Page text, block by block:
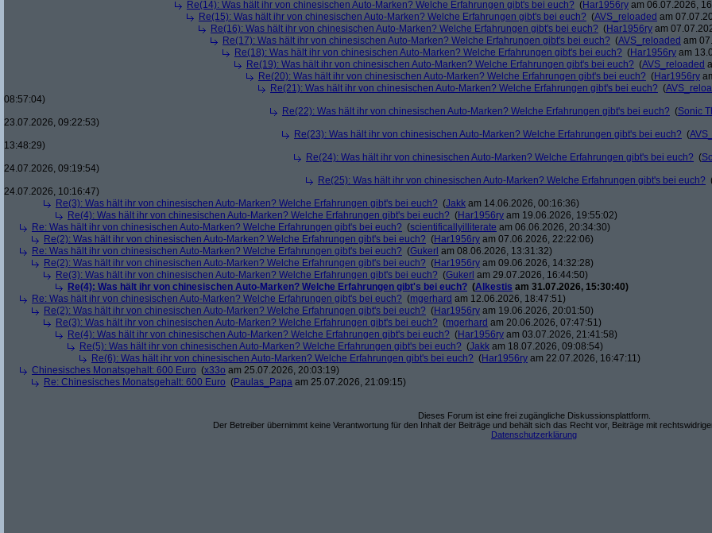
Re(14): Was hält ihr von chinesischen Auto-Marken? Welche Erfahrungen gibt's bei euch? (Har1956ry am 06.07.2026,
Re(15): Was hält ihr von chinesischen Auto-Marken? Welche Erfahrungen gibt's bei euch? (AVS_reloaded am
Re(16): Was hält ihr von chinesischen Auto-Marken? Welche Erfahrungen gibt's bei euch? (Har1956ry am
Re(17): Was hält ihr von chinesischen Auto-Marken? Welche Erfahrungen gibt's bei euch? (AVS_reloaded am
Re(18): Was hält ihr von chinesischen Auto-Marken? Welche Erfahrungen gibt's bei euch? (Har1956ry am
Re(19): Was hält ihr von chinesischen Auto-Marken? Welche Erfahrungen gibt's bei euch? (AVS_reloaded
Re(20): Was hält ihr von chinesischen Auto-Marken? Welche Erfahrungen gibt's bei euch? (Har1956ry
Re(21): Was hält ihr von chinesischen Auto-Marken? Welche Erfahrungen gibt's bei euch? (
08:57:04)
Re(22): Was hält ihr von chinesischen Auto-Marken? Welche Erfahrungen gibt's bei euch? (Sonic
23.07.2026, 09:22:53)
Re(23): Was hält ihr von chinesischen Auto-Marken? Welche Erfahrungen gibt's bei euch? (
13:48:29)
Re(24): Was hält ihr von chinesischen Auto-Marken? Welche Erfahrungen gibt's bei euch? (
24.07.2026, 09:19:54)
Re(25): Was hält ihr von chinesischen Auto-Marken? Welche Erfahrungen gibt's bei euch?
24.07.2026, 10:16:47)
Re(3): Was hält ihr von chinesischen Auto-Marken? Welche Erfahrungen gibt's bei euch? (Jakk am 14.06.2026, 00:16:36)
Re(4): Was hält ihr von chinesischen Auto-Marken? Welche Erfahrungen gibt's bei euch? (Har1956ry am 19.06.2026, 19:55:02)
Re: Was hält ihr von chinesischen Auto-Marken? Welche Erfahrungen gibt's bei euch? (scientificallyilliterate am 06.06.2026, 20:34:30)
Re(2): Was hält ihr von chinesischen Auto-Marken? Welche Erfahrungen gibt's bei euch? (Har1956ry am 07.06.2026, 22:22:06)
Re: Was hält ihr von chinesischen Auto-Marken? Welche Erfahrungen gibt's bei euch? (Gukerl am 08.06.2026, 13:31:32)
Re(2): Was hält ihr von chinesischen Auto-Marken? Welche Erfahrungen gibt's bei euch? (Har1956ry am 09.06.2026, 14:32:28)
Re(3): Was hält ihr von chinesischen Auto-Marken? Welche Erfahrungen gibt's bei euch? (Gukerl am 29.07.2026, 16:44:50)
Re(4): Was hält ihr von chinesischen Auto-Marken? Welche Erfahrungen gibt's bei euch? (Alkestis am 31.07.2026, 15:30:40)
Re: Was hält ihr von chinesischen Auto-Marken? Welche Erfahrungen gibt's bei euch? (mgerhard am 12.06.2026, 18:47:51)
Re(2): Was hält ihr von chinesischen Auto-Marken? Welche Erfahrungen gibt's bei euch? (Har1956ry am 19.06.2026, 20:01:50)
Re(3): Was hält ihr von chinesischen Auto-Marken? Welche Erfahrungen gibt's bei euch? (mgerhard am 20.06.2026, 07:47:51)
Re(4): Was hält ihr von chinesischen Auto-Marken? Welche Erfahrungen gibt's bei euch? (Har1956ry am 03.07.2026, 21:41:58)
Re(5): Was hält ihr von chinesischen Auto-Marken? Welche Erfahrungen gibt's bei euch? (Jakk am 18.07.2026, 09:08:54)
Re(6): Was hält ihr von chinesischen Auto-Marken? Welche Erfahrungen gibt's bei euch? (Har1956ry am 22.07.2026, 16:47:11)
Chinesisches Monatsgehalt: 600 Euro (x33o am 25.07.2026, 20:03:19)
Re: Chinesisches Monatsgehalt: 600 Euro (Paulas_Papa am 25.07.2026, 21:09:15)
Dieses Forum ist eine frei zugängliche Diskussionsplattform.
Der Betreiber übernimmt keine Verantwortung für den Inhalt der Beiträge und behält sich das Recht vor, Beiträge mit
Datenschutzerklärung